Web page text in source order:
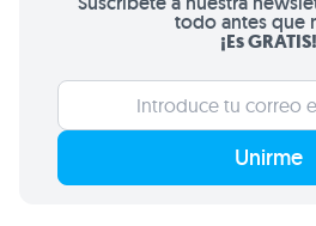
todo antes que
¡Es GRATIS!
Unirme